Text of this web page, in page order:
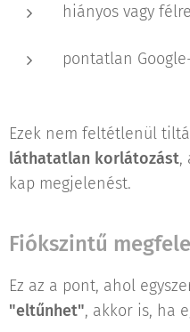
hiányos vagy
pontatlan
Ezek nem feltétlenül
láthatatlan korlátozást,
kap megjelenést.
Fiókszintű
Ez az a pont, ahol
"eltűnhet", akkor is, ha